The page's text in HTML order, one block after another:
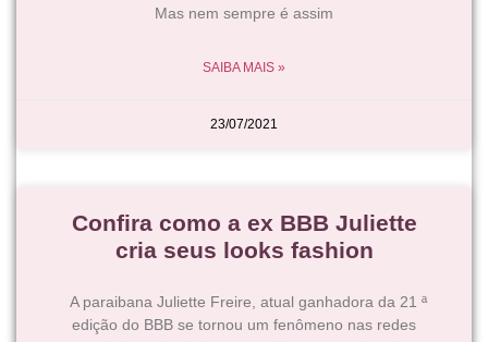
Mas nem sempre é assim
SAIBA MAIS »
23/07/2021
Confira como a ex BBB Juliette
cria seus looks fashion
A paraibana Juliette Freire, atual ganhadora da 21 ª
edição do BBB se tornou um fenômeno nas redes